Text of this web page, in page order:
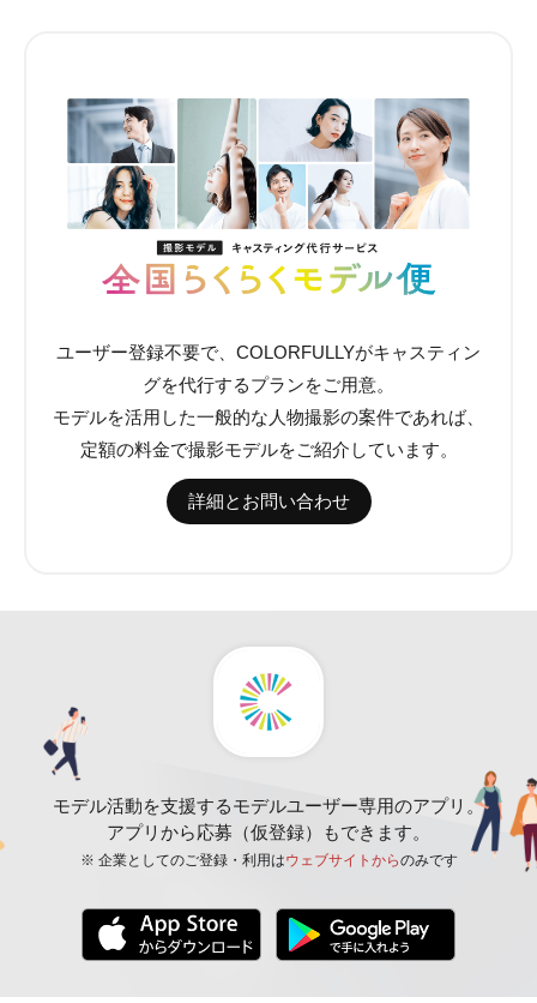
ユーザー登録不要で、COLORFULLYがキャスティン
グを代行するプランをご用意。
モデルを活用した一般的な人物撮影の案件であれば、
定額の料金で撮影モデルをご紹介しています。
詳細とお問い合わせ
モデル活動を支援するモデルユーザー専用のアプリ。
アプリから応募（仮登録）もできます。
※ 企業としてのご登録・利用はウェブサイトからのみです